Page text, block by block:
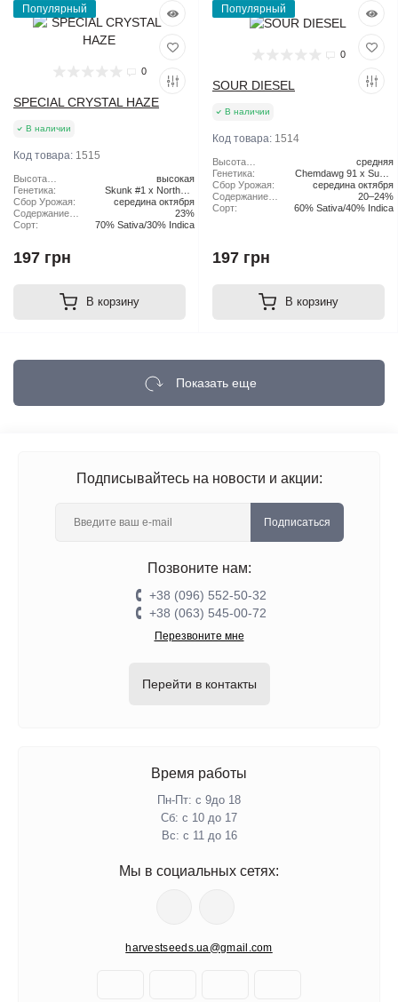
Популярный
0
SPECIAL CRYSTAL HAZE
В наличии
Код товара: 1515
Высота
растения:
высокая
Генетика:
Skunk #1 x Northern
Lights x Haze
Сбор Урожая:
середина октября
Содержание
ТГК:
23%
Сорт:
70% Sativa/30% Indica
197 грн
В корзину
Популярный
0
SOUR DIESEL
В наличии
Код товара: 1514
Высота
растения:
средняя
Генетика:
Chemdawg 91 x Super
Skunk
Сбор Урожая:
середина октября
Содержание
ТГК:
20–24%
Сорт:
60% Sativa/40% Indica
197 грн
В корзину
Показать еще
Подписывайтесь на новости и акции:
Подписаться
Позвоните нам:
+38 (096) 552-50-32
+38 (063) 545-00-72
Перезвоните мне
Перейти в контакты
Время работы
Пн-Пт: с 9до 18
Сб: с 10 до 17
Вс: с 11 до 16
Мы в социальных сетях:
harvestseeds.ua@gmail.com